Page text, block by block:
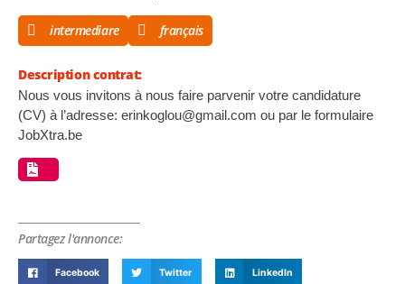
intermediare français
Description contrat:
Nous vous invitons à nous faire parvenir votre candidature
(CV) à l’adresse: erinkoglou@gmail.com ou par le formulaire
JobXtra.be
Partagez l'annonce:
Facebook Twitter LinkedIn